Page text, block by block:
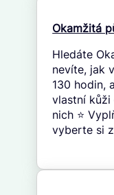
Okamžitá
Hledáte
nevíte, jak
130 hodin,
vlastní kůži
nich ⭐
vyberte si